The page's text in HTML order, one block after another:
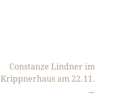
Constanze Lindner im
Krippnerhaus am 22.11.
→